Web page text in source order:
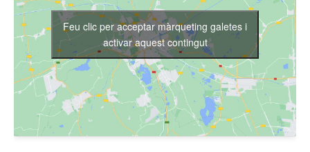
Feu clic per acceptar màrqueting galetes i
activar aquest contingut